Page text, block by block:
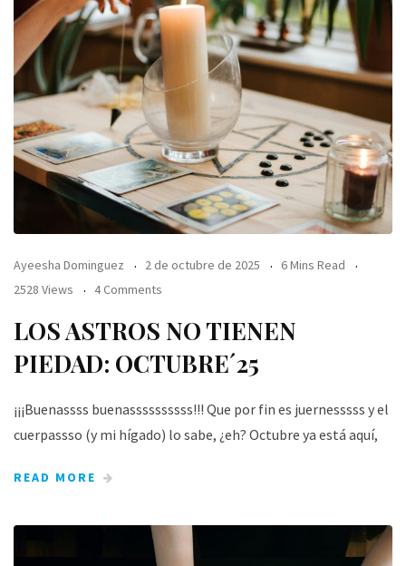
Ayeesha Dominguez 2 de octubre de 2025
6 Mins Read
2528 Views
4 Comments
LOS ASTROS NO TIENEN
PIEDAD: OCTUBRE´25
¡¡¡Buenassss buenassssssssss!!! Que por fin es juernesssss y el
cuerpassso (y mi hígado) lo sabe, ¿eh? Octubre ya está aquí,
READ MORE